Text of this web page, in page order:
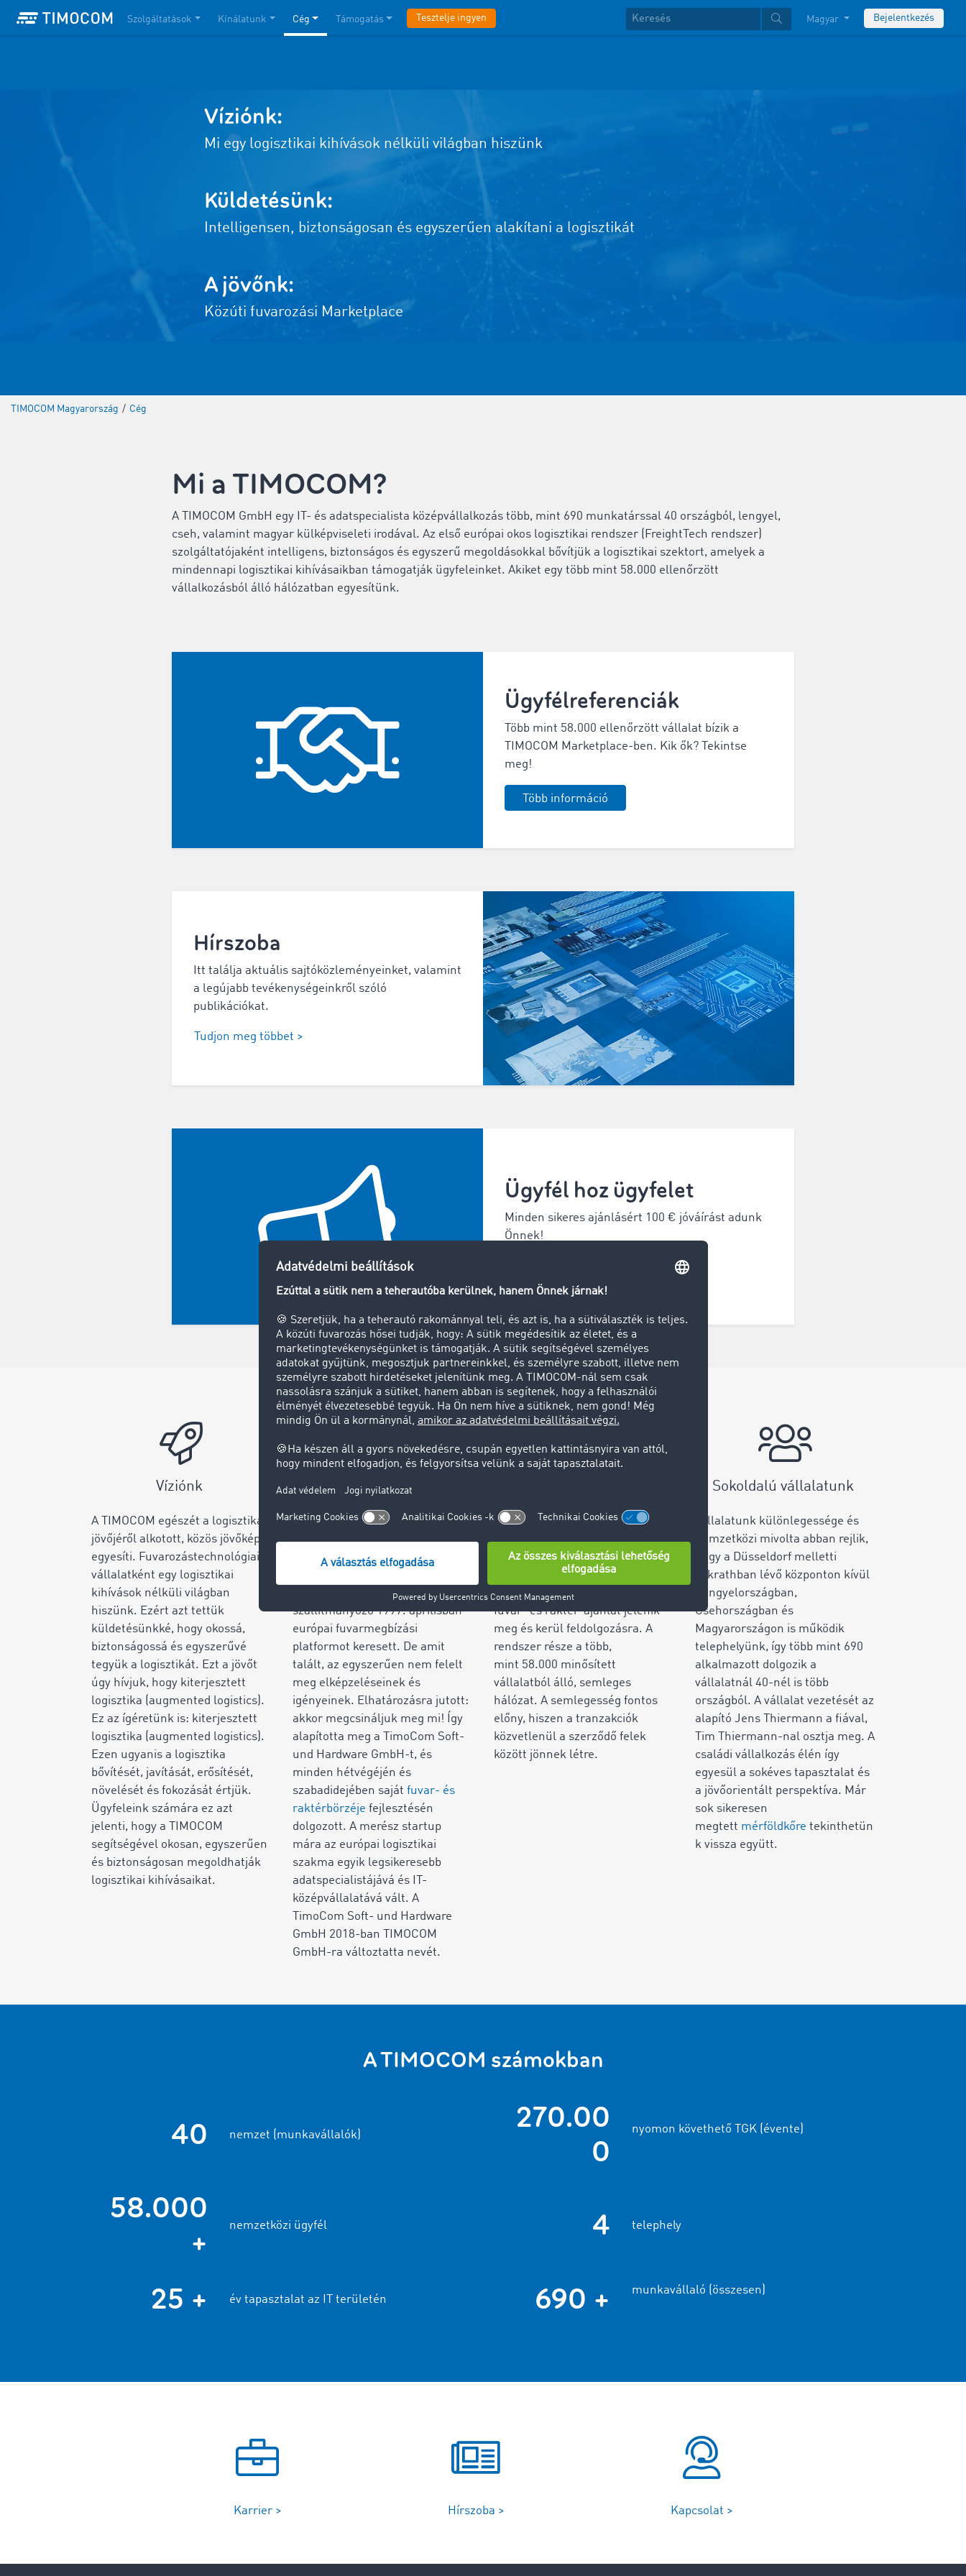
Szolgáltatások Kínálatunk Cég Támogatás Tesztelje ingyen Magyar Bejelentkezés
Víziónk:
Mi egy logisztikai kihívások nélküli világban hiszünk
Küldetésünk:
Intelligensen, biztonságosan és egyszerűen alakítani a logisztikát
A jövőnk:
Közúti fuvarozási Marketplace
TIMOCOM Magyarország / Cég
Mi a TIMOCOM?
A TIMOCOM GmbH egy IT- és adatspecialista középvállalkozás több, mint 690 munkatárssal 40 országból, lengyel,
cseh, valamint magyar külképviseleti irodával. Az első európai okos logisztikai rendszer (
FreightTech rendszer
szolgáltatójaként intelligens, biztonságos és egyszerű megoldásokkal bővítjük a logisztikai szektort, amelyek a
mindennapi logisztikai kihívásaikban támogatják ügyfeleinket. Akiket egy több mint 58.000 ellenőrzött
vállalkozásból álló hálózatban egyesítünk.
Ügyfélreferenciák
Több mint 58.000 ellenőrzött vállalat bízik a
TIMOCOM Marketplace-ben. Kik ők? Tekintse
meg!
Több információ
Hírszoba
Itt találja aktuális sajtóközleményeinket, valamint
a legújabb tevékenységeinkről szóló
publikációkat.
Tudjon meg többet >
Ügyfél hoz ügyfelet
Minden sikeres ajánlásért 100 € jóváírást adunk
Önnek!
Víziónk
A TIMOCOM egészét a logisztika
jövőjéről alkotott, közös jövőkép
egyesíti. Fuvarozástechnológiai
vállalatként egy logisztikai
kihívások nélküli világban
hiszünk. Ezért azt tettük
küldetésünkké, hogy okossá,
biztonságossá és egyszerűvé
tegyük a logisztikát. Ezt a jövőt
úgy hívjuk, hogy kiterjesztett
logisztika (augmented logistics).
Ez az ígéretünk is: kiterjesztett
logisztika (augmented logistics).
Ezen ugyanis a logisztika
bővítését, javítását, erősítését,
növelését és fokozását értjük.
Ügyfeleink számára ez azt
jelenti, hogy a TIMOCOM
segítségével okosan, egyszerűen
és biztonságosan megoldhatják
logisztikai kihívásaikat.
Sikertörténetünk
Az innovatív megoldások iránti
igény nemcsak ma hajt minket
előre, hanem a vállalkozás
alapja. Jens Thiermann
szállítmányozó 1997. áprilisban
európai fuvarmegbízási
platformot keresett. De amit
talált, az egyszerűen nem felelt
meg elképzeléseinek és
igényeinek. Elhatározásra jutott:
akkor megcsináljuk meg mi! Így
alapította meg a TimoCom Soft-
und Hardware GmbH-t, és
minden hétvégéjén és
szabadidejében saját fuvar- és
raktérbörzéje fejlesztésén
dolgozott. A merész startup
mára az európai logisztikai
szakma egyik legsikeresebb
adatspecialistájává és IT-
középvállalatává vált. A
TimoCom Soft- und Hardware
GmbH 2018-ban TIMOCOM
GmbH-ra változtatta nevét.
Az európai logisztika úttörőjeként
és útitársaként mi működtetjük
az elsőKözúti fuvarozási
Marketplace-t, amelyben
naponta akár 1 millió nemzetközi
fuvar- és raktér-ajánlat jelenik
meg és kerül feldolgozásra. A
rendszer része a több,
mint 58.000 minősített
vállalatból álló, semleges
hálózat. A semlegesség fontos
előny, hiszen a tranzakciók
közvetlenül a szerződő felek
között jönnek létre.
Sokoldalú vállalatunk
Vállalatunk különlegessége és
nemzetközi mivolta abban rejlik,
hogy a Düsseldorf melletti
Erkrathban lévő központon kívül
Lengyelországban,
Csehországban és
Magyarországon is működik
telephelyünk, így több mint 690
alkalmazott dolgozik a
vállalatnál 40-nél is több
országból. A vállalat vezetését az
alapító Jens Thiermann a fiával,
Tim Thiermann-nal osztja meg. A
családi vállalkozás élén így
egyesül a sokéves tapasztalat és
a jövőorientált perspektíva. Már
sok sikeresen
megtett mérföldkőre tekinthetün
k vissza együtt.
A TIMOCOM számokban
40 nemzet (munkavállalók)
270.00
0
nyomon követhető TGK (évente)
58.000
+
nemzetközi ügyfél 4 telephely
25 + év tapasztalat az IT területén 690 + munkavállaló (összesen)
Karrier > Hírszoba > Kapcsolat >